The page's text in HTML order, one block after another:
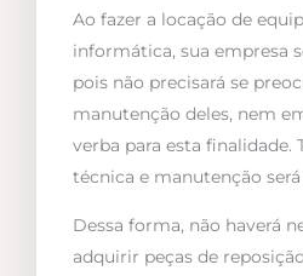
Ao fazer a locação de
informática, sua empresa
pois não precisará se
manutenção deles, nem
verba para esta finalidade.
técnica e manutenção
Dessa forma, não haverá
adquirir peças de